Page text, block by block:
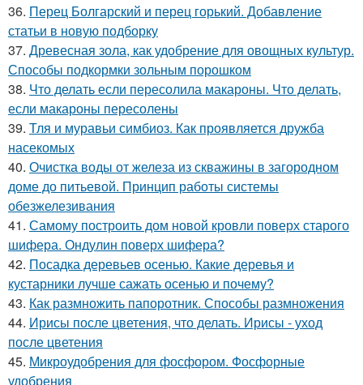
36. Перец Болгарский и перец горький. Добавление
статьи в новую подборку
37. Древесная зола, как удобрение для овощных культур.
Способы подкормки зольным порошком
38. Что делать если пересолила макароны. Что делать,
если макароны пересолены
39. Тля и муравьи симбиоз. Как проявляется дружба
насекомых
40. Очистка воды от железа из скважины в загородном
доме до питьевой. Принцип работы системы
обезжелезивания
41. Самому построить дом новой кровли поверх старого
шифера. Ондулин поверх шифера?
42. Посадка деревьев осенью. Какие деревья и
кустарники лучше сажать осенью и почему?
43. Как размножить папоротник. Способы размножения
44. Ирисы после цветения, что делать. Ирисы - уход
после цветения
45. Микроудобрения для фосфором. Фосфорные
удобрения